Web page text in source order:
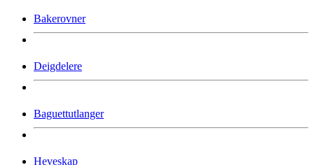
Bakerovner
Deigdelere
Baguettutlanger
Heveskap